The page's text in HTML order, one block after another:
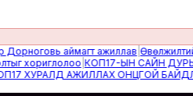
аймагт ажиллав|Өвөлжилтийн
|КОП17-ЫН САЙН ДУРЫН
АЖИЛЛАХ ОНЦГОЙ БАЙДЛЫН